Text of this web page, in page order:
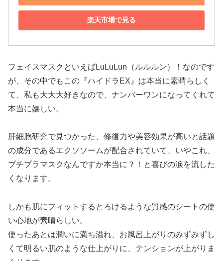
楽天市場で見る
フェイスマスクといえばLuLuLun（ルルルン）！なのです
が、その中でもこの『ハイドラEX』は本当に素晴らしく
て、私も大大大好きなので、ナンバーワンになってくれて
本当に嬉しい。
肝細胞研究で見つかった、修復力や美容効果が高いと話題
の成分であるエクソソームが配合されていて、いやこれ、
プチプラマスクなんですか本当に？！と喜びの涙を流した
くなります。
しかも肌にフィットするとろけるような質感のシートの使
い心地が素晴らしい。
使ったあとは潤いに満ち溢れ、お風呂上がりのみずみずし
くて明るい肌のような仕上がりに、テンションが上がりま